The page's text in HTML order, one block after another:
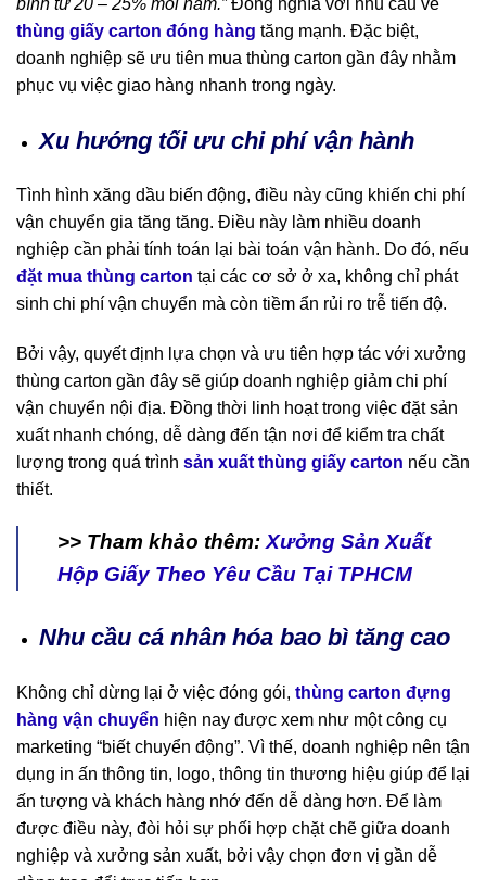
thùng giấy carton đóng hàng tăng mạnh. Đặc biệt,
doanh nghiệp sẽ ưu tiên mua thùng carton gần đây nhằm
phục vụ việc giao hàng nhanh trong ngày.
Xu hướng tối ưu chi phí vận hành
Tình hình xăng dầu biến động, điều này cũng khiến chi phí
vận chuyển gia tăng tăng. Điều này làm nhiều doanh
nghiệp cần phải tính toán lại bài toán vận hành. Do đó, nếu
đặt mua thùng carton tại các cơ sở ở xa, không chỉ phát
sinh chi phí vận chuyển mà còn tiềm ẩn rủi ro trễ tiến độ.
Bởi vậy, quyết định lựa chọn và ưu tiên hợp tác với xưởng
thùng carton gần đây sẽ giúp doanh nghiệp giảm chi phí
vận chuyển nội địa. Đồng thời linh hoạt trong việc đặt sản
xuất nhanh chóng, dễ dàng đến tận nơi để kiểm tra chất
lượng trong quá trình sản xuất thùng giấy carton nếu cần
thiết.
>> Tham khảo thêm: Xưởng Sản Xuất
Hộp Giấy Theo Yêu Cầu Tại TPHCM
Nhu cầu cá nhân hóa bao bì tăng cao
Không chỉ dừng lại ở việc đóng gói, thùng carton đựng
hàng vận chuyển hiện nay được xem như một công cụ
marketing “biết chuyển động”. Vì thế, doanh nghiệp nên tận
dụng in ấn thông tin, logo, thông tin thương hiệu giúp để lại
ấn tượng và khách hàng nhớ đến dễ dàng hơn. Để làm
được điều này, đòi hỏi sự phối hợp chặt chẽ giữa doanh
nghiệp và xưởng sản xuất, bởi vậy chọn đơn vị gần dễ